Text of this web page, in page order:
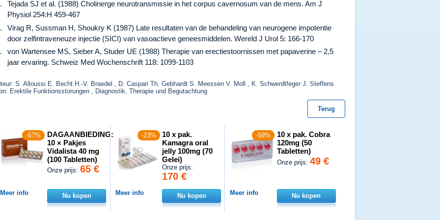
Tejada SJ et al. (1988) Cholinerge neurotransmissie in het corpus cavernosum van de mens. Am J
Physiol 254:H 459-467
Virag R, Sussman H, Shoukry K (1987) Late resultaten van de behandeling van neurogene impotentie
door zelfintraveneuze injectie (SICI) van vasoactieve geneesmiddelen. Wereld J Urol 5: 166-170
von Wartensee MS, Sieber A, Studer UE (1988) Therapie van erectiestoornissen met papaverine – 2,5
jaar ervaring. Schweiz Med Wochenschrift 118: 1099-1103
S. Alloussi E. Becht H.-V. Braedel , D. Caspari Th. Gebhardt S. Meessen V. Moll , K. Schwerdtfeger J. Steffens
Erektile Funktionsstorungen , Diagnostik, Therapie und Begutachtung
Terug
-57%
DAGAANBIEDING:
10 × Pakjes
Vidalista 40 mg
(100 Tabletten)
Onze prijs:65 €
Meer info Nu kopen
-23%
10 x pak.
Kamagra oral
jelly 100mg (70
Gelei)
Onze prijs:
170 €
Meer info Nu kopen
-59%
10 x pak. Cobra
120mg (50
Tabletten)
Onze prijs: 49 €
Meer info Nu kopen